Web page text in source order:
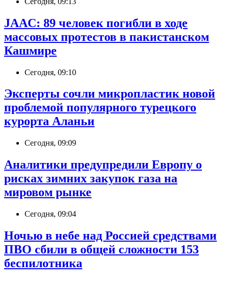
JAAC: 89 человек погибли в ходе
массовых протестов в пакистанском
Кашмире
Сегодня, 09:10
Эксперты сочли микропластик новой
проблемой популярного турецкого
курорта Аланьи
Сегодня, 09:09
Аналитики предупредили Европу о
рисках зимних закупок газа на
мировом рынке
Сегодня, 09:04
Ночью в небе над Россией средствами
ПВО сбили в общей сложности 153
беспилотника